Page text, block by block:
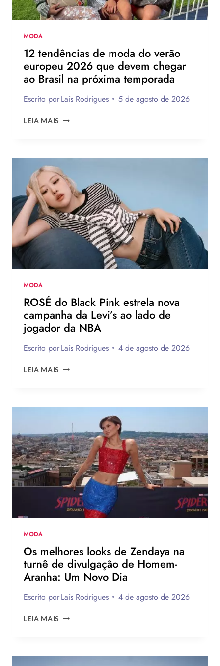
MODA
12 tendências de moda do verão
europeu 2026 que devem chegar
ao Brasil na próxima temporada
Escrito porLaís Rodrigues 5 de agosto de 2026
LEIA MAIS
DO
VERÃO
EUROPEU
2026
QUE
DEVEM
CHEGAR
AO
MODA
ROSÉ do Black Pink estrela nova
campanha da Levi’s ao lado de
jogador da NBA
Escrito porLaís Rodrigues 4 de agosto de 2026
LEIA MAIS ROSÉ
ESTRELA
CAMPANHA
DA
LEVI’S
AO
LADO
DE
JOGADOR
DA
NBA
MODA
Os melhores looks de Zendaya na
turnê de divulgação de Homem-
Aranha: Um Novo Dia
Escrito porLaís Rodrigues 4 de agosto de 2026
LEIA MAIS OS
ZENDAYA